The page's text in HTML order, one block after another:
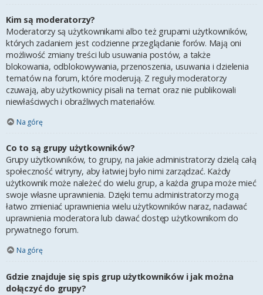
Kim są moderatorzy?
Moderatorzy są użytkownikami albo też grupami użytkowników,
których zadaniem jest codzienne przeglądanie forów. Mają oni
możliwość zmiany treści lub usuwania postów, a także
blokowania, odblokowywania, przenoszenia, usuwania i dzielenia
tematów na forum, które moderują. Z reguły moderatorzy
czuwają, aby użytkownicy pisali na temat oraz nie publikowali
niewłaściwych i obraźliwych materiałów.
Na górę
Co to są grupy użytkowników?
Grupy użytkowników, to grupy, na jakie administratorzy dzielą całą
społeczność witryny, aby łatwiej było nimi zarządzać. Każdy
użytkownik może należeć do wielu grup, a każda grupa może mieć
swoje własne uprawnienia. Dzięki temu administratorzy mogą
łatwo zmieniać uprawnienia wielu użytkowników naraz, nadawać
uprawnienia moderatora lub dawać dostęp użytkownikom do
prywatnego forum.
Na górę
Gdzie znajduje się spis grup użytkowników i jak można
dołączyć do grupy?